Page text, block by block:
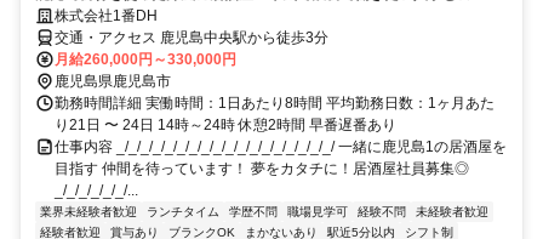
株式会社1番DH
交通・アクセス 鹿児島中央駅から徒歩3分
月給260,000円～330,000円
鹿児島県鹿児島市
勤務時間詳細 実働時間：1日あたり8時間 平均勤務日数：1ヶ月あた
り21日 〜 24日 14時～24時 休憩2時間 早番遅番あり
仕事内容 _/_/_/_/_/_/_/_/_/_/_/_/_/_/_/_/_/_/ 一緒に鹿児島1の居酒屋を
目指す 仲間を待っています！ 夢をカタチに！居酒屋社員募集◎
_/_/_/_/_/_/...
業界未経験者歓迎 ランチタイム 学歴不問 職場見学可 経験不問
未経験者歓迎
経験者歓迎
賞与あり ブランクOK まかないあり 駅近5分以内
シフト制